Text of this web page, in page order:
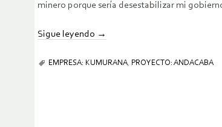
minero porque sería desestabilizar mi
Sigue leyendo →
EMPRESA: KUMURANA, PROYECTO: ANDACABA